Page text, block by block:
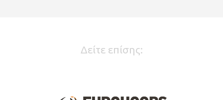
Δείτε επίσης: